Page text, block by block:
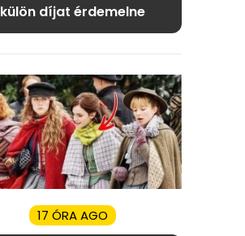
külön díjat érdemelne
17 ÓRA AGO